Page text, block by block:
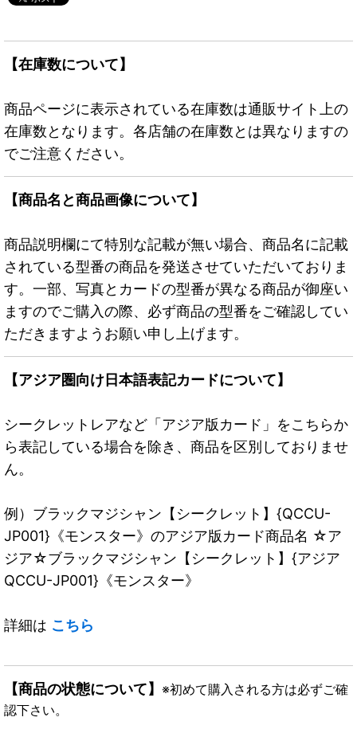
【在庫数について】
商品ページに表示されている在庫数は通販サイト上の
在庫数となります。各店舗の在庫数とは異なりますの
でご注意ください。
【商品名と商品画像について】
商品説明欄にて特別な記載が無い場合、商品名に記載
されている型番の商品を発送させていただいておりま
す。一部、写真とカードの型番が異なる商品が御座い
ますのでご購入の際、必ず商品の型番をご確認してい
ただきますようお願い申し上げます。
【アジア圏向け日本語表記カードについて】
シークレットレアなど「アジア版カード」をこちらか
ら表記している場合を除き、商品を区別しておりませ
ん。
例）ブラックマジシャン【シークレット】{QCCU-
JP001}《モンスター》のアジア版カード商品名 ☆ア
ジア☆ブラックマジシャン【シークレット】{アジア
QCCU-JP001}《モンスター》
詳細は こちら
【商品の状態について】 ※初めて購入される方は必ずご確
認下さい。